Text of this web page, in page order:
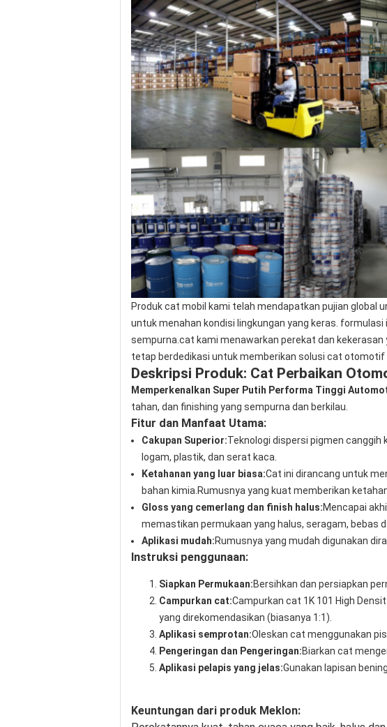
Produk cat mobil kami telah mendapatkan pujian global
untuk menahan kondisi lingkungan yang keras.
sempurna.cat kami menawarkan perekat dan
tetap berdedikasi untuk memberikan solusi cat otomotif
Deskripsi Produk: Cat Perbaikan
Memperkenalkan Super Putih Performa Tinggi
tahan, dan finishing yang sempurna dan berkilau.
Fitur dan Manfaat Utama:
Cakupan Superior:Teknologi dispersi pigmen
logam, plastik, dan serat kaca.
Ketahanan yang luar biasa:Cat ini dirancang untuk
bahan kimia.Rumusnya yang kuat memberikan
Gloss yang cemerlang dan finish halus:Mencapai
memastikan permukaan yang halus, seragam, bebas
Aplikasi mudah:Rumusnya yang mudah digunakan
Instruksi penggunaan:
Siapkan Permukaan:Bersihkan dan persiapkan
Campurkan cat:Campurkan cat 1K 101 High
yang direkomendasikan (biasanya 1:1).
Aplikasi semprotan:Oleskan cat menggunakan
Pengeringan dan Pengeringan:Biarkan cat
Aplikasi pelapis yang jelas:Gunakan lapisan
Keuntungan dari produk Meklon: